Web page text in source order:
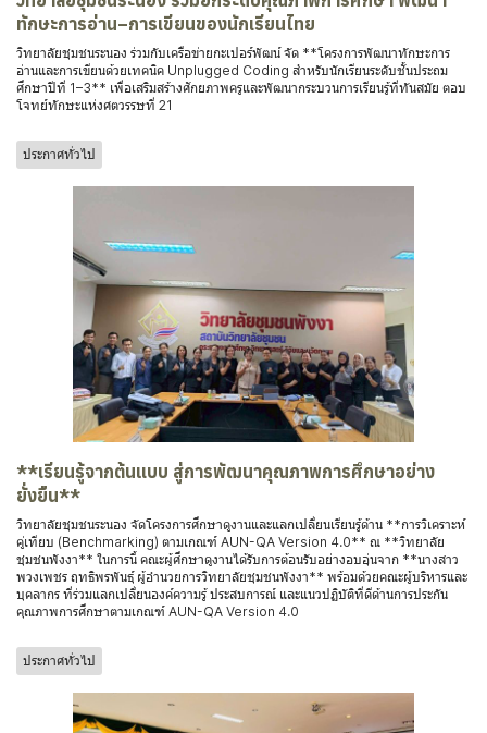
ทักษะการอ่าน–การเขียนของนักเรียนไทย
วิทยาลัยชุมชนระนอง ร่วมกับเครือข่ายกะเปอร์พัฒน์ จัด **โครงการพัฒนาทักษะการ
อ่านและการเขียนด้วยเทคนิค Unplugged Coding สำหรับนักเรียนระดับชั้นประถม
ศึกษาปีที่ 1–3** เพื่อเสริมสร้างศักยภาพครูและพัฒนากระบวนการเรียนรู้ที่ทันสมัย ตอบ
โจทย์ทักษะแห่งศตวรรษที่ 21
ประกาศทั่วไป
**เรียนรู้จากต้นแบบ สู่การพัฒนาคุณภาพการศึกษาอย่าง
ยั่งยืน**
วิทยาลัยชุมชนระนอง จัดโครงการศึกษาดูงานและแลกเปลี่ยนเรียนรู้ด้าน **การวิเคราะห์
คู่เทียบ (Benchmarking) ตามเกณฑ์ AUN-QA Version 4.0** ณ **วิทยาลัย
ชุมชนพังงา** ในการนี้ คณะผู้ศึกษาดูงานได้รับการต้อนรับอย่างอบอุ่นจาก **นางสาว
พวงเพชร ฤทธิพรพันธุ์ ผู้อำนวยการวิทยาลัยชุมชนพังงา** พร้อมด้วยคณะผู้บริหารและ
บุคลากร ที่ร่วมแลกเปลี่ยนองค์ความรู้ ประสบการณ์ และแนวปฏิบัติที่ดีด้านการประกัน
คุณภาพการศึกษาตามเกณฑ์ AUN-QA Version 4.0
ประกาศทั่วไป